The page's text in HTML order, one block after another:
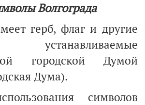
Волгограда
герб, флаг и другие
устанавливаемые
городской Думой
Дума).
символов